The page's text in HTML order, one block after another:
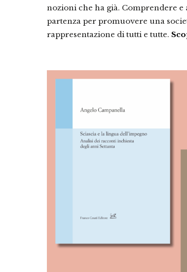
nozioni che ha già. Comprendere
partenza per promuovere una
rappresentazione di tutti e tutte.